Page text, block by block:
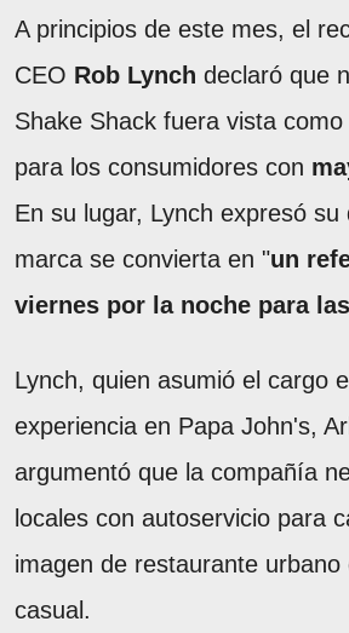
A principios de este mes, el
CEO Rob Lynch declaró que
Shake Shack fuera vista
para los consumidores con
En su lugar, Lynch expresó su
marca se convierta en "un
viernes por la noche para
Lynch, quien asumió el cargo
experiencia en Papa John's,
argumentó que la compañía
locales con autoservicio para
imagen de restaurante urbano
casual.